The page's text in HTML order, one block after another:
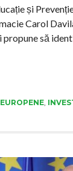
și
Carol
să
,